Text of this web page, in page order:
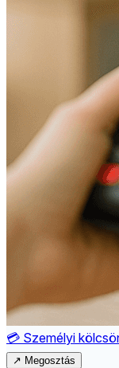
💳 Személyi
↗ Megosztás